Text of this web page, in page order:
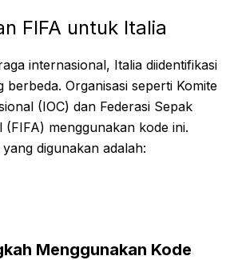
FIFA untuk Italia
internasional, Italia diidentifikasi
berbeda. Organisasi seperti Komite
(IOC) dan Federasi Sepak
(FIFA) menggunakan kode ini.
digunakan adalah:
Menggunakan Kode